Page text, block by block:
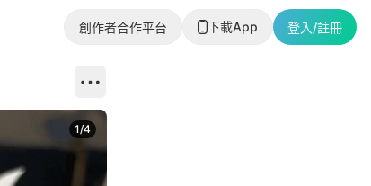
創作者合作平台 下載App 登入/註冊
1/4